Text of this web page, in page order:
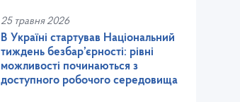
25 травня 2026
В Україні стартував Національний
тиждень безбар’єрності: рівні
можливості починаються з
доступного робочого середовища